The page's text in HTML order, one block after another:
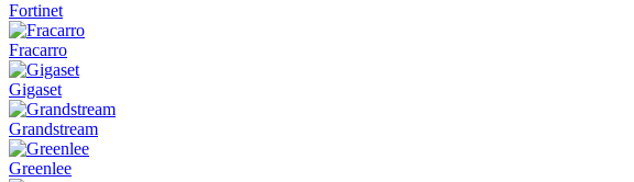
Fortinet
Fracarro
Gigaset
Grandstream
Greenlee